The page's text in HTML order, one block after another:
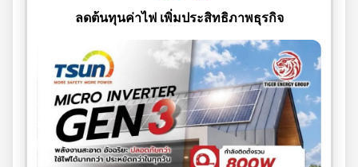
ลดต้นทุนค่าไฟ เพิ่มประสิทธิภาพธุรกิจ